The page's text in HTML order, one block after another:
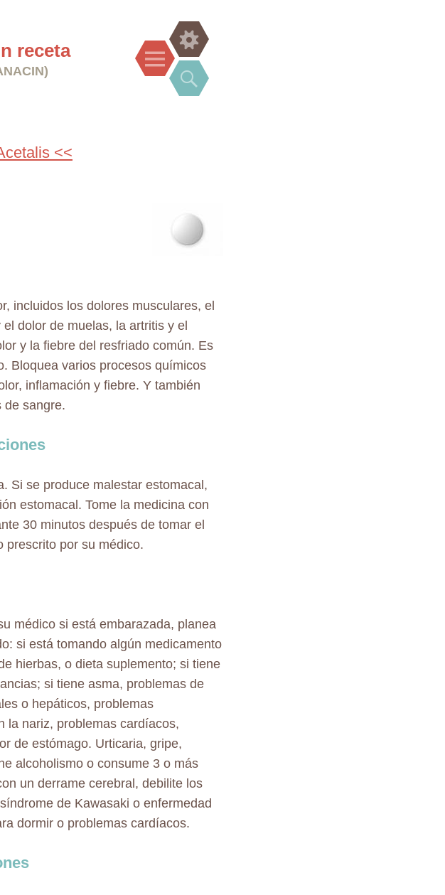
receta Menu
Widgets
Search
<<
incluidos los dolores musculares, el
dolor de muelas, la artritis y el
y la fiebre del resfriado común. Es
Bloquea varios procesos químicos
inflamación y fiebre. Y también
de sangre.
Si se produce malestar estomacal,
estomacal. Tome la medicina con
30 minutos después de tomar el
prescrito por su médico.
médico si está embarazada, planea
si está tomando algún medicamento
hierbas, o dieta suplemento; si tiene
si tiene asma, problemas de
o hepáticos, problemas
la nariz, problemas cardíacos,
de estómago. Urticaria, gripe,
alcoholismo o consume 3 o más
un derrame cerebral, debilite los
de Kawasaki o enfermedad
dormir o problemas cardíacos.